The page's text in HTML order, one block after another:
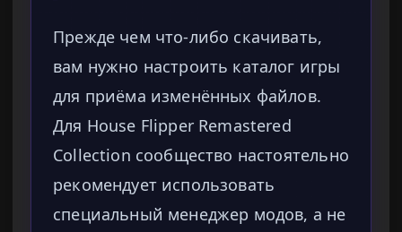
Прежде чем что-либо скачивать,
вам нужно настроить каталог игры
для приёма изменённых файлов.
Для House Flipper Remastered
Collection сообщество настоятельно
рекомендует использовать
специальный менеджер модов, а не